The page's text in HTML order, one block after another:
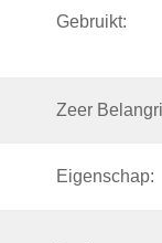
Gebruikt:
Zeer
Eigenschap: